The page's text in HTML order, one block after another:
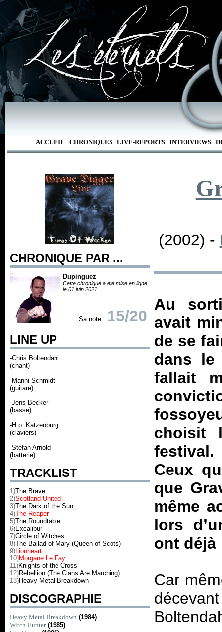
ACCUEIL CHRONIQUES LIVE-REPORTS INTERVIEWS
CHRONIQUE PAR ...
Dupinguez
Cette chronique a été mise en ligne
le 01 juin 2021
Sa note : 15/20
LINE UP
-Chris Boltendahl
(chant)
-Manni Schmidt
(guitare)
-Jens Becker
(basse)
-H.p. Katzenburg
(claviers)
-Stefan Arnold
(batterie)
TRACKLIST
1)The Brave
2)Scotland United
3)The Dark of the Sun
4)The Reaper
5)The Roundtable
6)Excalibur
7)Circle of Witches
8)The Ballad of Mary (Queen of Scots)
9)Lionheart
10)Morgane Le Fay
11)Knights of the Cross
12)Rebellion (The Clans Are Marching)
13)Heavy Metal Breakdown
DISCOGRAPHIE
Heavy Metal Breakdown (1984)
Witch Hunter (1985)
(2002) -
Au
avait
de se
dans le
fallait
choisit
Ceux
que
même
lors
ont déjà
Car